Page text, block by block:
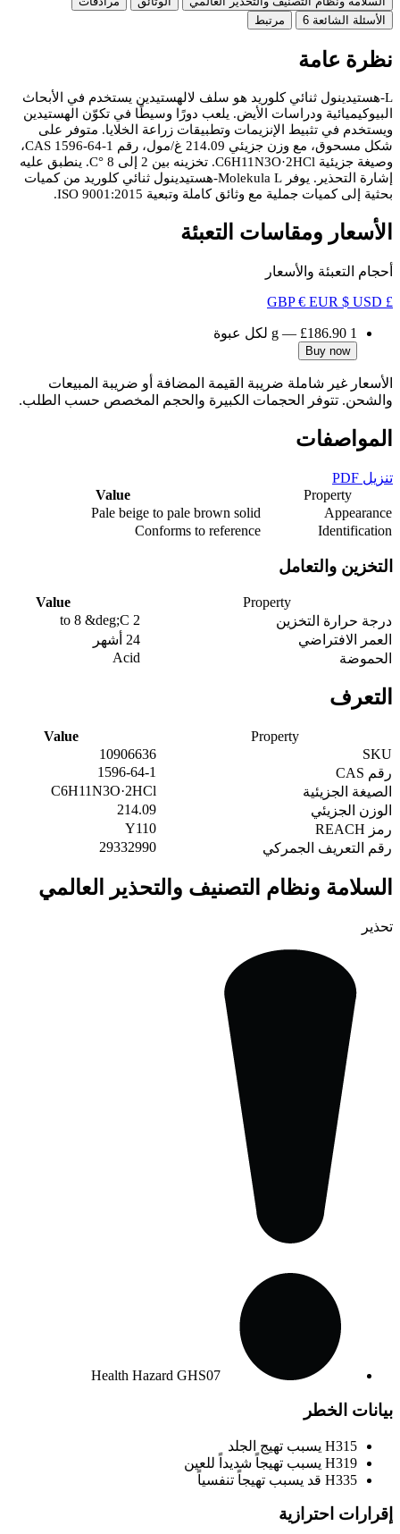
الأسئلة الشائعة 6 مرتبط
نظرة عامة
L-هستيدينول ثنائي كلوريد هو سلف لالهستيدين يستخدم في الأبحاث
البيوكيميائية ودراسات الأيض. يلعب دورًا وسيطًا في تكوّن الهستيدين
ويستخدم في تثبيط الإنزيمات وتطبيقات زراعة الخلايا. متوفر على
شكل مسحوق، مع وزن جزيئي 214.09 غ/مول، رقم CAS 1596-64-1،
وصيغة جزيئية C6H11N3O·2HCl. تخزينه بين 2 إلى 8 °C. ينطبق عليه
إشارة التحذير. يوفر Molekula L-هستيدينول ثنائي كلوريد من كميات
بحثية إلى كميات جملية مع وثائق كاملة وتبعية ISO 9001:2015.
الأسعار ومقاسات التعبئة
أحجام التعبئة والأسعار
£ GBP
€ EUR $ USD
1 g
— £186.90 لكل عبوة
Buy now
الأسعار غير شاملة ضريبة القيمة المضافة أو ضريبة المبيعات
والشحن. تتوفر الحجمات الكبيرة والحجم المخصص حسب الطلب.
المواصفات
تنزيل PDF
Property
Value
Appearance
Pale beige to pale brown solid
Identification
Conforms to reference
التخزين والتعامل
Property
Value
درجة حرارة التخزين
2 to 8 &deg;C
العمر الافتراضي
24 أشهر
الحموضة
Acid
التعرف
Property
Value
SKU
10906636
رقم CAS
1596-64-1
الصيغة الجزيئية
C6H11N3O·2HCl
الوزن الجزيئي
214.09
رمز REACH
Y110
رقم التعريف الجمركي
29332990
السلامة ونظام التصنيف والتحذير العالمي
تحذير
Health Hazard GHS07
بيانات الخطر
H315 يسبب تهيج الجلد
H319 يسبب تهيجاً شديداً للعين
H335 قد يسبب تهيجاً تنفسياً
إقرارات احترازية